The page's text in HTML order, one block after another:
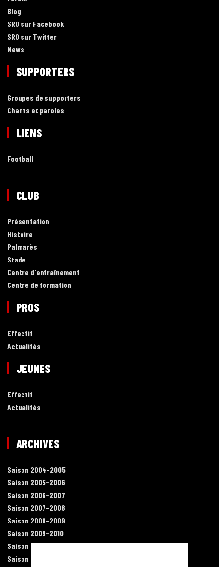
Blog
SRO sur Facebook
SRO sur Twitter
News
SUPPORTERS
Groupes de supporters
Chants et paroles
LIENS
Football
CLUB
Présentation
Histoire
Palmarès
Stade
Centre d'entraînement
Centre de formation
PROS
Effectif
Actualités
JEUNES
Effectif
Actualités
ARCHIVES
Saison 2004-2005
Saison 2005-2006
Saison 2006-2007
Saison 2007-2008
Saison 2008-2009
Saison 2009-2010
Saison 2010-2011
Saison 2011-2012